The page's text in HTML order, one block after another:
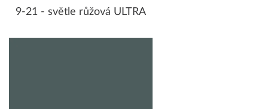
9-21 - světle růžová ULTRA